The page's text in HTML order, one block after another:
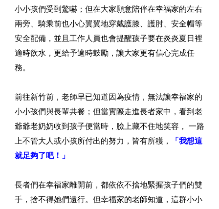
小小孩們受到驚嚇；但在大家願意陪伴在幸福家的左右
兩旁、騎乘前也小心翼翼地穿戴護膝、護肘、安全帽等
安全配備，並且工作人員也會提醒孩子要在炎炎夏日裡
適時飲水，更給予適時鼓勵，讓大家更有信心完成任
務。
前往新竹前，老師早已知道因為疫情，無法讓幸福家的
小小孩們與長輩共餐；但當實際走進長者家中，看到老
爺爺老奶奶收到孩子便當時，臉上藏不住地笑容， 一路
上不管大人或小孩所付出的努力，皆有所穫，
「我想這
就足夠了吧！」
長者們在幸福家離開前，都依依不捨地緊握孩子們的雙
手，捨不得她們遠行。但幸福家的老師知道，這群小小